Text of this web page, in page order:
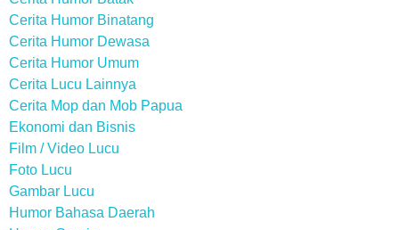
Cerita Humor Binatang
Cerita Humor Dewasa
Cerita Humor Umum
Cerita Lucu Lainnya
Cerita Mop dan Mob Papua
Ekonomi dan Bisnis
Film / Video Lucu
Foto Lucu
Gambar Lucu
Humor Bahasa Daerah